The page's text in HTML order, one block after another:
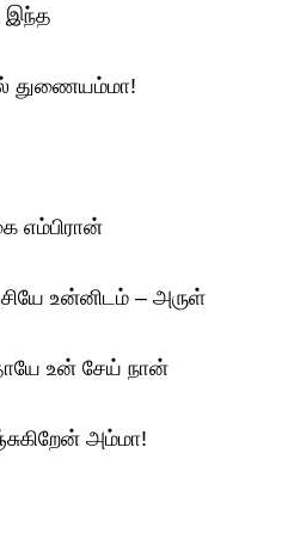
இந்த
துணையம்மா!
எம்பிரான்
உன்னிடம் – அருள்
உன் சேய் நான்
அம்மா!